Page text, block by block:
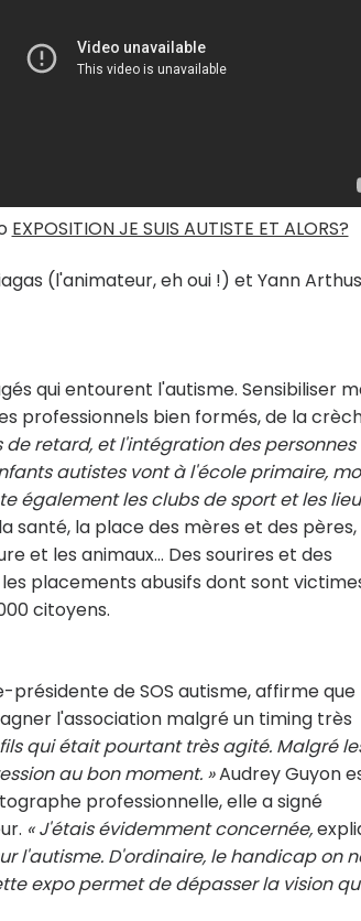
EXPOSITION JE SUIS AUTISTE ET ALORS?
(l'animateur, eh oui !) et Yann
qui entourent l'autisme. Sensibiliser
professionnels bien formés, de la
de retard, et l'intégration des personnes
autistes vont à l'école primaire,
également les clubs de sport et les
santé, la place des mères et des pères,
et les animaux… Des sourires et des
placements abusifs dont sont
citoyens.
présidente de SOS autisme, affirme que
l'association malgré un timing très
qui était pourtant très agité. Malgré
au bon moment. »Audrey Guyon
professionnelle, elle a signé
« J'étais évidemment concernée,
l'autisme. D'ordinaire, le handicap on
expo permet de dépasser la vision